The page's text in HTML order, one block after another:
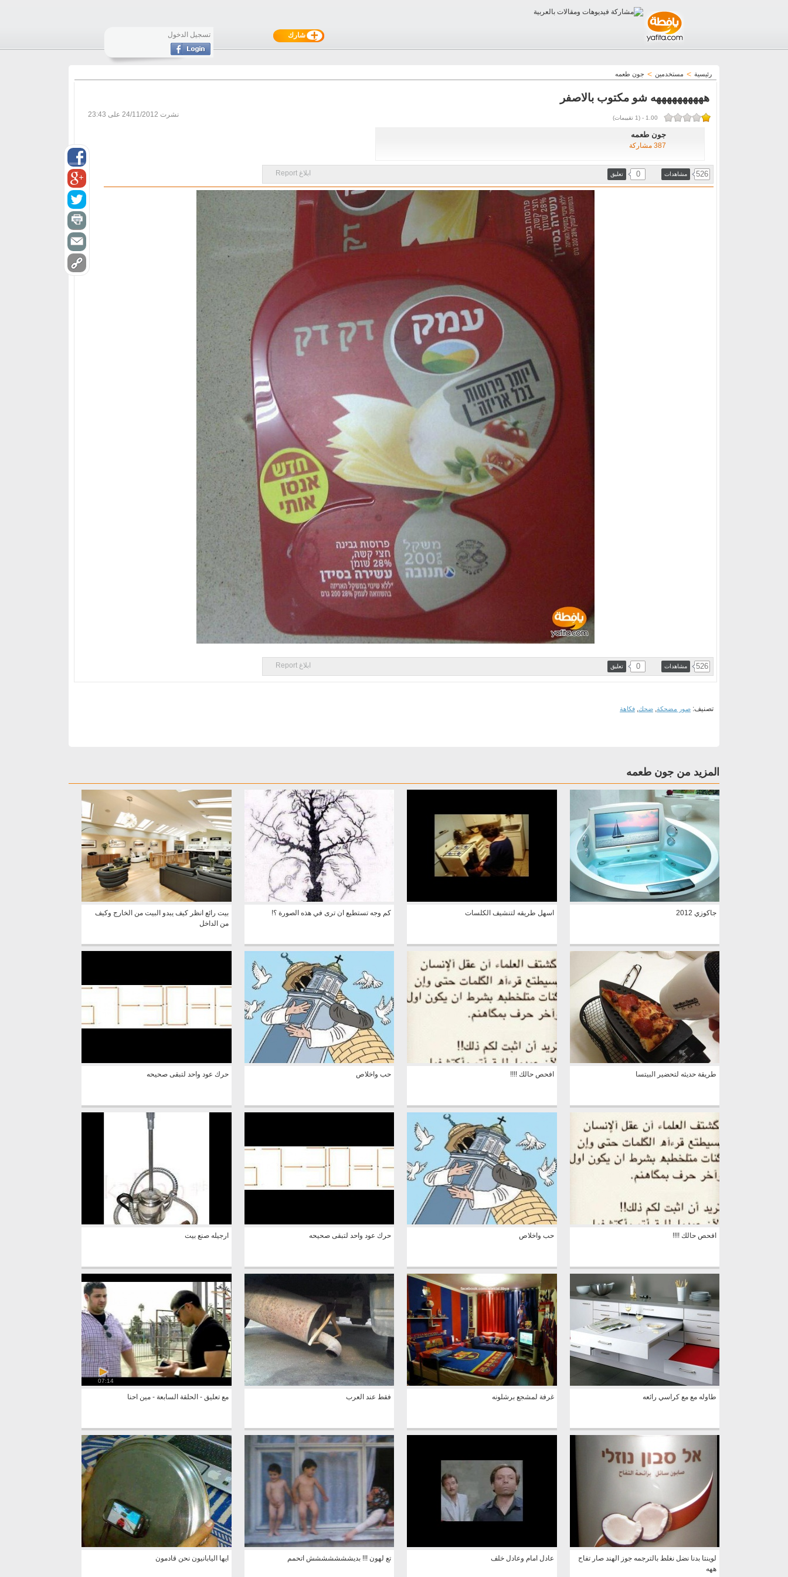
شارك تسجيل الدخول
رئيسية > مستخدمين > جون طعمه
ههههههههههه شو مكتوب بالاصفر
1.00
-
(
1 تقييمات) نشرت 24/11/2012 على 23:43
جون طعمه
387 مشاركة
526 مشاهدات 0 تعليق ابلاغ Report
526 مشاهدات 0 تعليق ابلاغ Report
تصنيف: صور مضحكة, ضحك, فكاهة
المزيد من جون طعمه
جاكوزي 2012 اسهل طريقه لتنشيف الكلسات كم وجه تستطيع ان ترى في هذه الصورة ؟!
بيت رائع انظر كيف يبدو البيت من الخارج وكيف
من الداخل
طريقة حديثه لتحضير البيتسا افحص حالك !!!! حب واخلاص حرك عود واحد لتبقى صحيحه
افحص حالك !!!! حب واخلاص حرك عود واحد لتبقى صحيحه ارجيله صنع بيت
طاوله مع مع كراسي رائعه غرفة لمشجع برشلونه فقط عند العرب
07:14
مع تعليق - الحلقة السابعة - مين احنا
لوينتا بدنا نضل نغلط بالترجمه جوز الهند صار تفاح
ههه
عادل امام وعادل خلف تع لهون !!! بديششششششش اتحمم ايها اليابانيون نحن قادمون